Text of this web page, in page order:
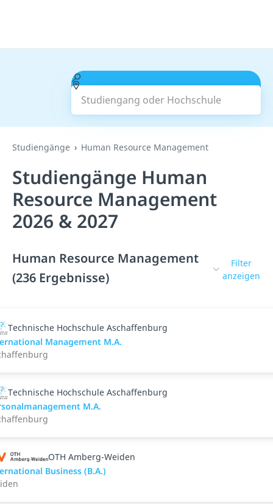
Studiengang oder Hochschule
Suchen
Studiengänge Human Resource Management
Studiengänge Human
Resource Management
2026 & 2027
Human Resource Management
(236 Ergebnisse)
Filter
anzeigen
Technische Hochschule Aschaffenburg
Management M.A.
Technische Hochschule Aschaffenburg
M.A.
OTH Amberg-Weiden
Business (B.A.)